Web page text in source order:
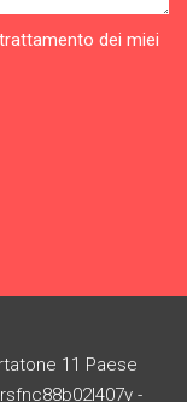
dei miei
11 Paese
-